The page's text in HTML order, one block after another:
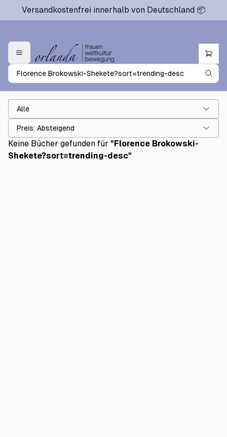
Versandkostenfrei innerhalb von Deutschland 📦
Alle
Keine Bücher gefunden für "Florence Brokowski-
Shekete?sort=trending-desc"
Preis: Absteigend